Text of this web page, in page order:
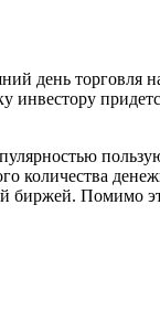
день торговля
биржей. Помимо